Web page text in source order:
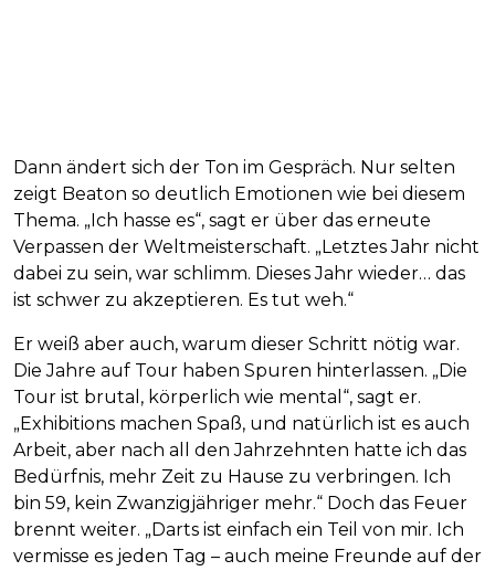
Dann ändert sich der Ton im Gespräch. Nur selten
zeigt Beaton so deutlich Emotionen wie bei diesem
Thema. „Ich hasse es“, sagt er über das erneute
Verpassen der Weltmeisterschaft. „Letztes Jahr nicht
dabei zu sein, war schlimm. Dieses Jahr wieder… das
ist schwer zu akzeptieren. Es tut weh.“
Er weiß aber auch, warum dieser Schritt nötig war.
Die Jahre auf Tour haben Spuren hinterlassen. „Die
Tour ist brutal, körperlich wie mental“, sagt er.
„Exhibitions machen Spaß, und natürlich ist es auch
Arbeit, aber nach all den Jahrzehnten hatte ich das
Bedürfnis, mehr Zeit zu Hause zu verbringen. Ich
bin 59, kein Zwanzigjähriger mehr.“ Doch das Feuer
brennt weiter. „Darts ist einfach ein Teil von mir. Ich
vermisse es jeden Tag – auch meine Freunde auf der